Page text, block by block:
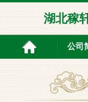
湖北稼
公司